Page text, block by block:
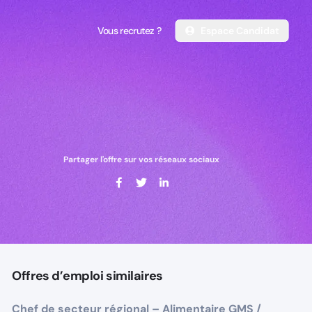
Vous recrutez ?
Vous recrutez ?
Partager l'offre sur vos réseaux sociaux
Offres d’emploi similaires
Chef de secteur régional – Alimentaire GMS /